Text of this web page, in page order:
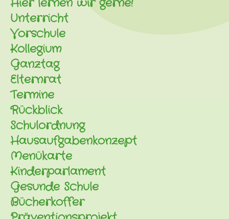
Unterricht
Vorschule
Kollegium
Ganztag
Elternrat
Termine
Rückblick
Schulordnung
Hausaufgabenkonzept
Menükarte
Kinderparlament
Gesunde Schule
Bücherkoffer